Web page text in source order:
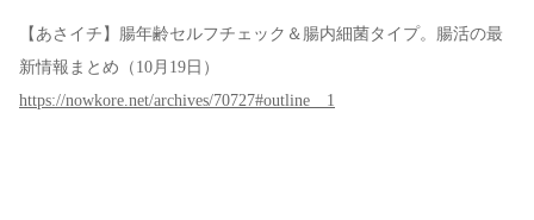
【あさイチ】腸年齢セルフチェック＆腸内細菌タイプ。腸活の最
新情報まとめ（10月19日）
https://nowkore.net/archives/70727#outline__1